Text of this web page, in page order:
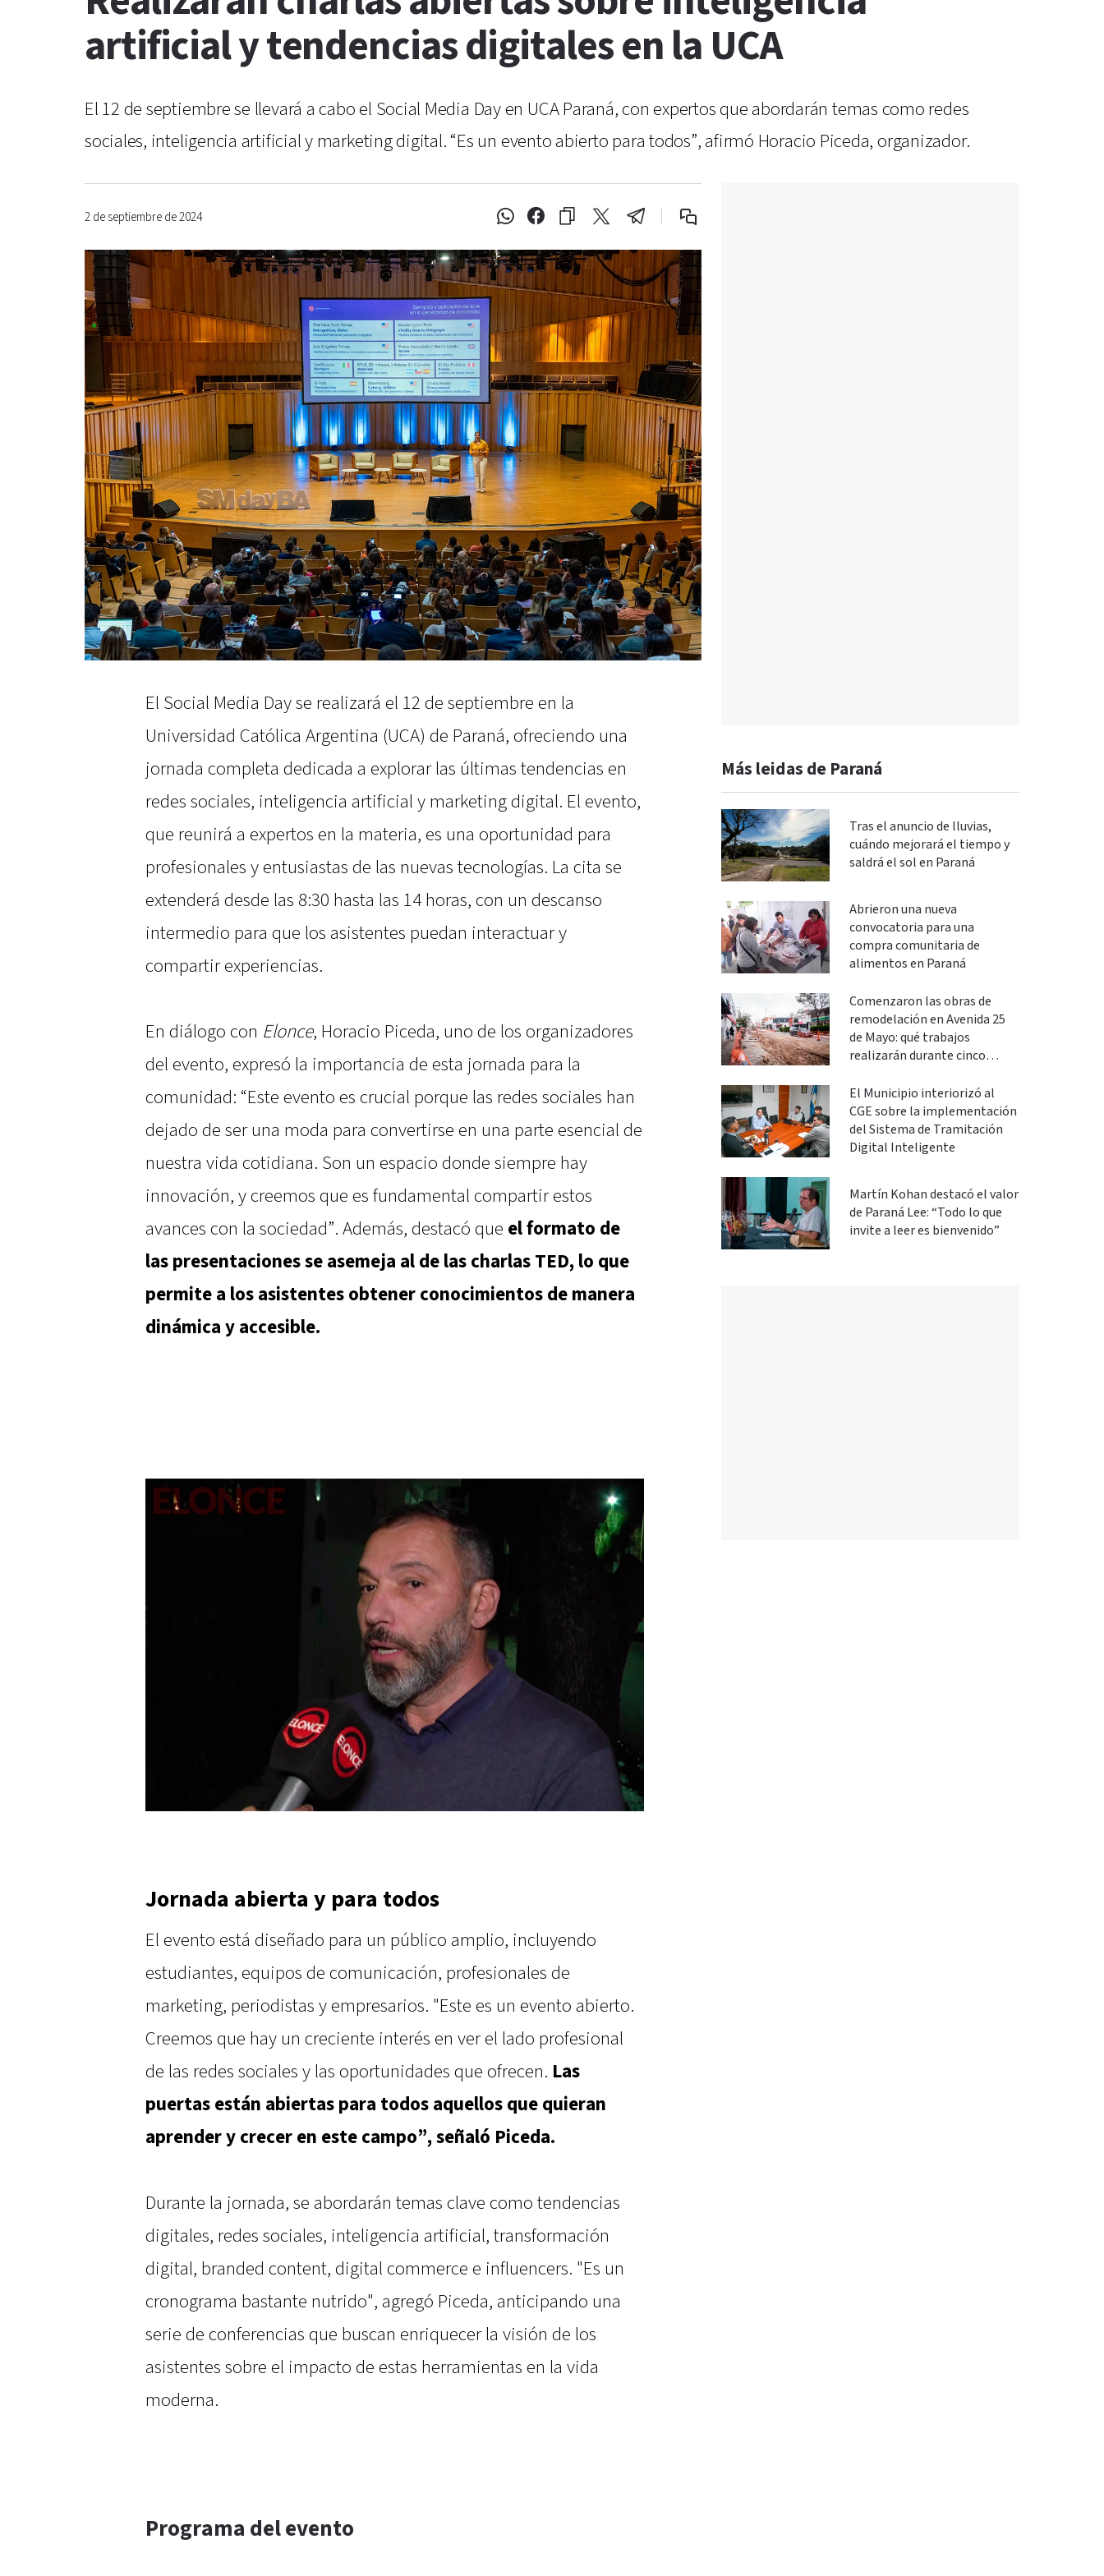
artificial y tendencias digitales en la UCA
El 12 de septiembre se llevará a cabo el Social Media Day en UCA Paraná, con expertos que abordarán temas como redes
sociales, inteligencia artificial y marketing digital. “Es un evento abierto para todos”, afirmó Horacio Piceda, organizador.
2 de septiembre de 2024
El Social Media Day se realizará el 12 de septiembre en la
Universidad Católica Argentina (UCA) de Paraná, ofreciendo una
jornada completa dedicada a explorar las últimas tendencias en
redes sociales, inteligencia artificial y marketing digital. El evento,
que reunirá a expertos en la materia, es una oportunidad para
profesionales y entusiastas de las nuevas tecnologías. La cita se
extenderá desde las 8:30 hasta las 14 horas, con un descanso
intermedio para que los asistentes puedan interactuar y
compartir experiencias.
En diálogo con Elonce, Horacio Piceda, uno de los organizadores
del evento, expresó la importancia de esta jornada para la
comunidad: “Este evento es crucial porque las redes sociales han
dejado de ser una moda para convertirse en una parte esencial de
nuestra vida cotidiana. Son un espacio donde siempre hay
innovación, y creemos que es fundamental compartir estos
avances con la sociedad”. Además, destacó que el formato de
las presentaciones se asemeja al de las charlas TED, lo que
permite a los asistentes obtener conocimientos de manera
dinámica y accesible.
Jornada abierta y para todos
El evento está diseñado para un público amplio, incluyendo
estudiantes, equipos de comunicación, profesionales de
marketing, periodistas y empresarios. "Este es un evento abierto.
Creemos que hay un creciente interés en ver el lado profesional
de las redes sociales y las oportunidades que ofrecen. Las
puertas están abiertas para todos aquellos que quieran
aprender y crecer en este campo”, señaló Piceda.
Durante la jornada, se abordarán temas clave como tendencias
digitales, redes sociales, inteligencia artificial, transformación
digital, branded content, digital commerce e influencers. "Es un
cronograma bastante nutrido", agregó Piceda, anticipando una
serie de conferencias que buscan enriquecer la visión de los
asistentes sobre el impacto de estas herramientas en la vida
moderna.
Programa del evento
Más leidas de Paraná
Tras el anuncio de lluvias,
cuándo mejorará el tiempo y
saldrá el sol en Paraná
Abrieron una nueva
convocatoria para una
compra comunitaria de
alimentos en Paraná
Comenzaron las obras de
remodelación en Avenida 25
de Mayo: qué trabajos
realizarán durante cinco
El Municipio interiorizó al
CGE sobre la implementación
del Sistema de Tramitación
Digital Inteligente
Martín Kohan destacó el valor
de Paraná Lee: “Todo lo que
invite a leer es bienvenido”